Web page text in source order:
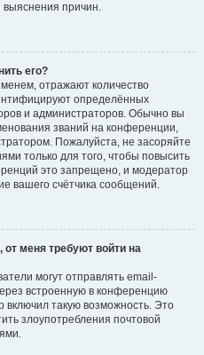
причин.
его?
отражают количество
определённых
и администраторов. Обычно вы
званий на конференции,
Пожалуйста, не засоряйте
только для того, чтобы повысить
это запрещено, и модератор
вашего счётчика сообщений.
меня требуют войти на
могут отправлять email-
встроенную в конференцию
включил такую возможность. Это
злоупотребления почтовой